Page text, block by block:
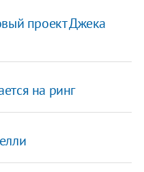
проект Джека
на ринг